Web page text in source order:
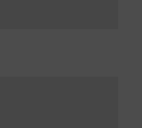
für die
oder